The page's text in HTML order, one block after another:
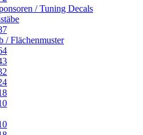
/ Tuning Decals
/ Flächenmuster